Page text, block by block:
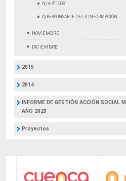
N) VIÁTICOS
O) RESPONSABLE DE LA INFORMACIÓN
NOVIEMBRE
DICIEMBRE
2015
2014
INFORME DE GESTIÓN ACCIÓN SOCIAL
AÑO 2023
Proyectos